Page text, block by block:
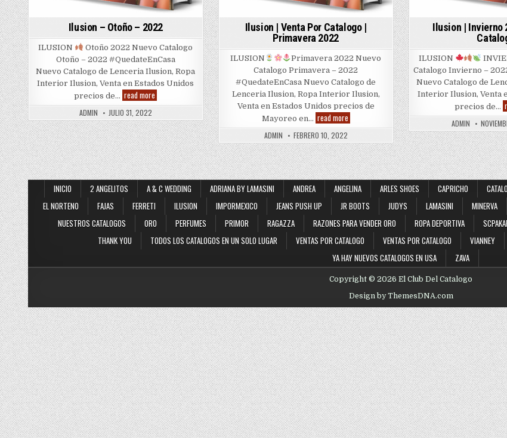
Ilusion – Otoño – 2022
ILUSION
Otoño 2022 Nuevo Catalogo
Otoño – 2022 #QuedateEnCasa
Nuevo Catalogo de Lenceria Ilusion, Ropa
Interior Ilusion, Venta en Estados Unidos
precios de… read more
–
Otoño
–
2022
ADMIN JULIO 31, 2022
Ilusion | Venta Por Catalogo |
Primavera 2022
ILUSION
Primavera 2022 Nuevo
Catalogo Primavera – 2022
#QuedateEnCasa Nuevo Catalogo de
Lenceria Ilusion, Ropa Interior Ilusion,
Venta en Estados Unidos precios de
Mayoreo en… read moreIlusion
|
Venta
Por
Catalogo
|
Primavera
2022
ADMIN FEBRERO 10, 2022
Ilusion | Invierno
ILUSION
Catalogo Invierno –
Nuevo Catalogo de
Interior Ilusion, Venta
precios de…
ADMIN
INICIO 2 ANGELITOS A & C WEDDING ADRIANA BY LAMASINI ANDREA ANGELINA ARLES SHOES CAPRICHO
EL NORTENO
FAJAS FERRETI ILUSION IMPORMEXICO JEANS PUSH UP JR BOOTS JUDYS LAMASINI MINERVA
NUESTROS CATALOGOS
ORO PERFUMES PRIMOR RAGAZZA RAZONES PARA VENDER ORO ROPA DEPORTIVA
THANK YOU
TODOS LOS CATALOGOS EN UN SOLO LUGAR VENTAS POR CATALOGO VENTAS POR CATALOGO VIANNEY
YA HAY NUEVOS CATALOGOS EN USA
ZAVA
Copyright © 2026 El Club Del Catalogo
Design by ThemesDNA.com